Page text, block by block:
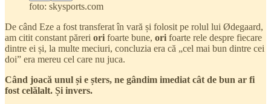
foto: skysports.com
De când Eze a fost transferat în vară și folosit pe rolul lui Ødegaard,
am citit constant păreri ori foarte bune, ori foarte rele despre fiecare
dintre ei și, la multe meciuri, concluzia era că „cel mai bun dintre cei
doi” era mereu cel care nu juca.
Când joacă unul și e șters, ne gândim imediat cât de bun ar fi
fost celălalt. Și invers.